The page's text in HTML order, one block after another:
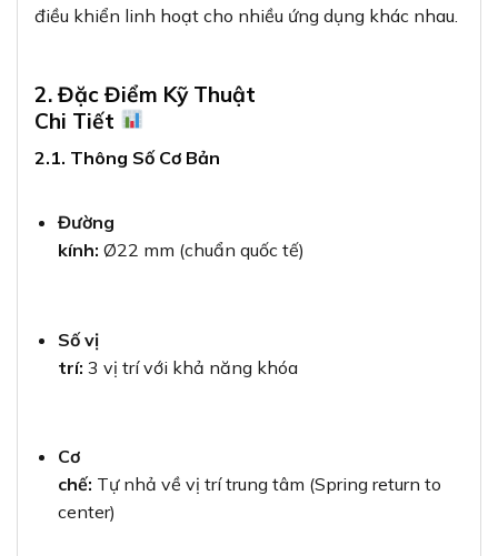
điều khiển linh hoạt cho nhiều ứng dụng khác nhau.
2. Đặc Điểm Kỹ Thuật
Chi Tiết
2.1. Thông Số Cơ Bản
Đường
kính: Ø22 mm (chuẩn quốc tế)
Số vị
trí: 3 vị trí với khả năng khóa
Cơ
chế: Tự nhả về vị trí trung tâm (Spring return to
center)